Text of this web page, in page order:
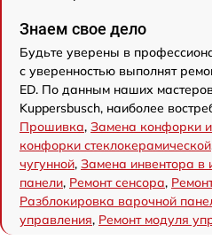
Знаем свое дело
Будьте уверены в
с уверенностью выполнят
ED. По данным наших
Kuppersbusch, наиболее
Прошивка, Замена конфорки
конфорки стеклокерамической
чугунной, Замена инвентора в
панели, Ремонт сенсора,
Разблокировка варочной
управления, Ремонт модуля